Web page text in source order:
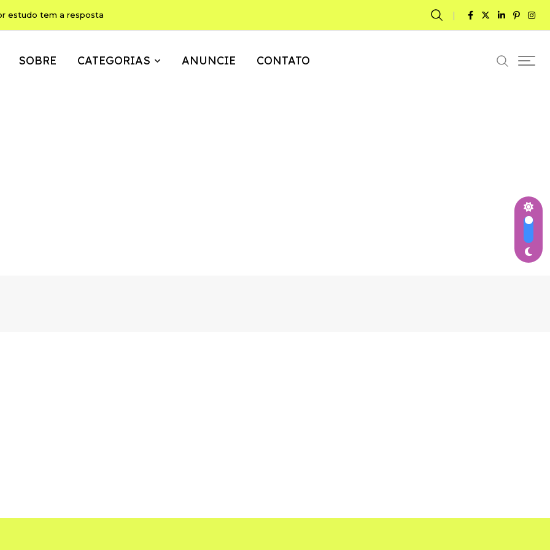
estudo tem a resposta
SOBRE CATEGORIAS ANUNCIE CONTATO